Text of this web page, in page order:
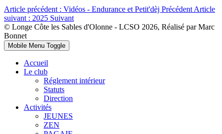
Article précédent : Vidéos - Endurance et Petit'dèj Précédent Article
suivant : 2025 Suivant
© Longe Côte les Sables d'Olonne - LCSO 2026, Réalisé par Marc
Bonnet
Mobile Menu Toggle
Accueil
Le club
Réglement intérieur
Statuts
Direction
Activités
JEUNES
ZEN